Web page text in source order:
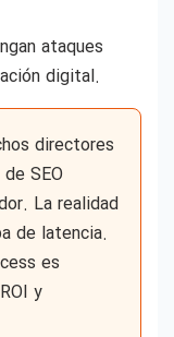
ataques
digital.
directores
SEO
La realidad
de latencia.
es
y